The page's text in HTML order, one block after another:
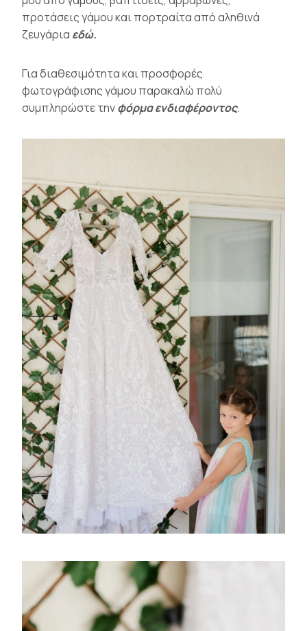
προτάσεις γάμου και πορτραίτα από αληθινά
ζευγάρια εδώ.
Για διαθεσιμότητα και προσφορές
φωτογράφισης γάμου παρακαλώ πολύ
συμπληρώστε τηνφόρμα ενδιαφέροντος.